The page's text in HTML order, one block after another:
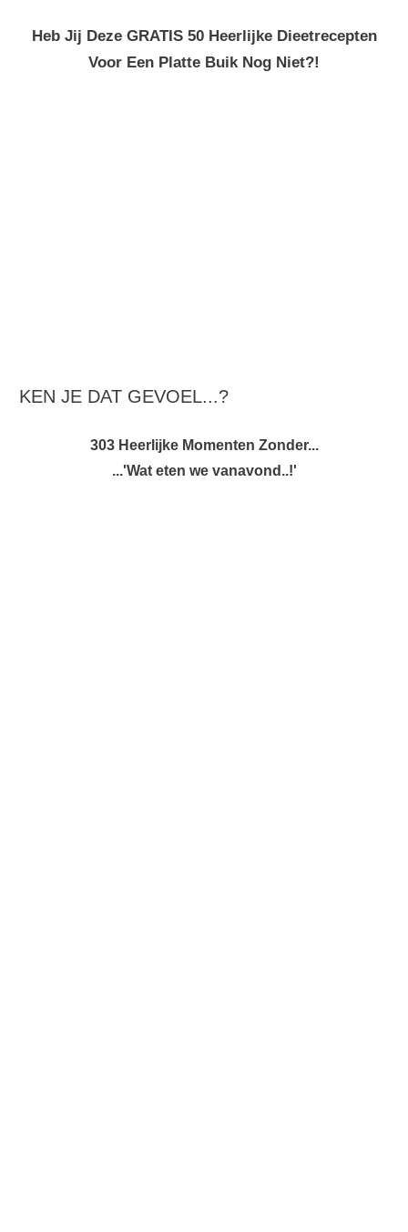
Heb Jij Deze GRATIS 50 Heerlijke Dieetrecepten
Voor Een Platte Buik Nog Niet?!
KEN JE DAT GEVOEL...?
303 Heerlijke Momenten Zonder...
...'Wat eten we vanavond..!'